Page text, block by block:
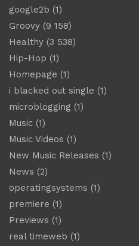
google2b (1)
Groovy (9 158)
Healthy (3 538)
Hip-Hop (1)
Homepage (1)
i blacked out single (1)
microblogging (1)
Music (1)
Music Videos (1)
New Music Releases (1)
News (2)
operatingsystems (1)
premiere (1)
Previews (1)
real timeweb (1)